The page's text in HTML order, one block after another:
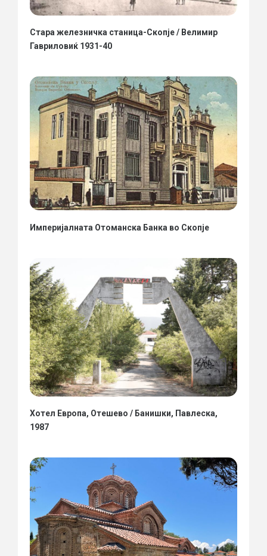
Стара железничка станица-Скопје / Велимир
Гавриловиќ 1931-40
Империјалната Отоманска Банка во Скопје
Хотел Европа, Отешево / Банишки, Павлеска,
1987